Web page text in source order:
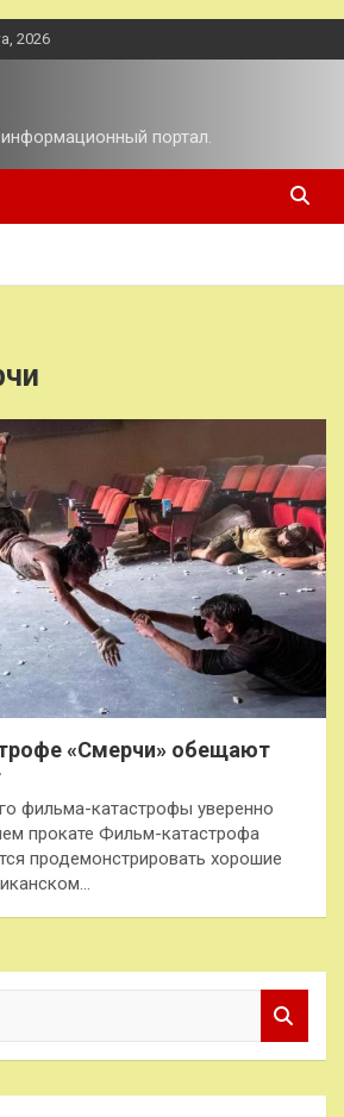
2026
портал.
«Смерчи» обещают
фильма-катастрофы уверенно
прокате Фильм-катастрофа
продемонстрировать хорошие